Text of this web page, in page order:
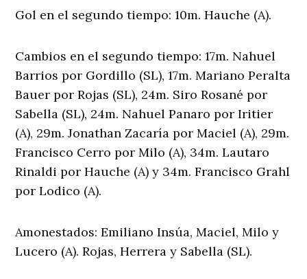
Gol en el segundo tiempo: 10m. Hauche (A).
Cambios en el segundo tiempo: 17m. Nahuel
Barrios por Gordillo (SL), 17m. Mariano Peralta
Bauer por Rojas (SL), 24m. Siro Rosané por
Sabella (SL), 24m. Nahuel Panaro por Iritier
(A), 29m. Jonathan Zacaría por Maciel (A), 29m.
Francisco Cerro por Milo (A), 34m. Lautaro
Rinaldi por Hauche (A) y 34m. Francisco Grahl
por Lodico (A).
Amonestados: Emiliano Insúa, Maciel, Milo y
Lucero (A). Rojas, Herrera y Sabella (SL).